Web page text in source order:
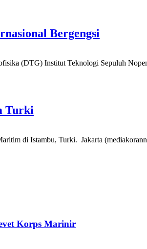
Bergengsi
(DTG) Institut Teknologi Sepuluh
Turki
di Istambu, Turki. Jakarta
Korps Marinir